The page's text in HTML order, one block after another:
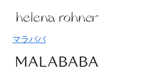
マラババ